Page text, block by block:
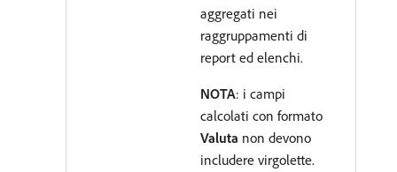
aggregati nei
raggruppamenti di
report ed elenchi.
NOTA: i campi
calcolati con formato
Valuta non devono
includere virgolette.